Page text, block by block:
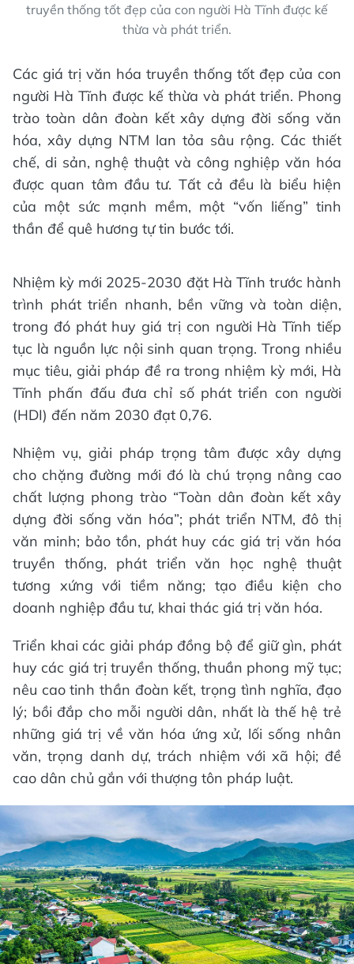
truyền thống tốt đẹp của con người Hà Tĩnh được kế
thừa và phát triển.
Các giá trị văn hóa truyền thống tốt đẹp của con
người Hà Tĩnh được kế thừa và phát triển. Phong
trào toàn dân đoàn kết xây dựng đời sống văn
hóa, xây dựng NTM lan tỏa sâu rộng. Các thiết
chế, di sản, nghệ thuật và công nghiệp văn hóa
được quan tâm đầu tư. Tất cả đều là biểu hiện
của một sức mạnh mềm, một “vốn liếng” tinh
thần để quê hương tự tin bước tới.
Nhiệm kỳ mới 2025-2030 đặt Hà Tĩnh trước hành
trình phát triển nhanh, bền vững và toàn diện,
trong đó phát huy giá trị con người Hà Tĩnh tiếp
tục là nguồn lực nội sinh quan trọng. Trong nhiều
mục tiêu, giải pháp đề ra trong nhiệm kỳ mới, Hà
Tĩnh phấn đấu đưa chỉ số phát triển con người
(HDI) đến năm 2030 đạt 0,76.
Nhiệm vụ, giải pháp trọng tâm được xây dựng
cho chặng đường mới đó là chú trọng nâng cao
chất lượng phong trào “Toàn dân đoàn kết xây
dựng đời sống văn hóa”; phát triển NTM, đô thị
văn minh; bảo tồn, phát huy các giá trị văn hóa
truyền thống, phát triển văn học nghệ thuật
tương xứng với tiềm năng; tạo điều kiện cho
doanh nghiệp đầu tư, khai thác giá trị văn hóa.
Triển khai các giải pháp đồng bộ để giữ gìn, phát
huy các giá trị truyền thống, thuần phong mỹ tục;
nêu cao tinh thần đoàn kết, trọng tình nghĩa, đạo
lý; bồi đắp cho mỗi người dân, nhất là thế hệ trẻ
những giá trị về văn hóa ứng xử, lối sống nhân
văn, trọng danh dự, trách nhiệm với xã hội; đề
cao dân chủ gắn với thượng tôn pháp luật.